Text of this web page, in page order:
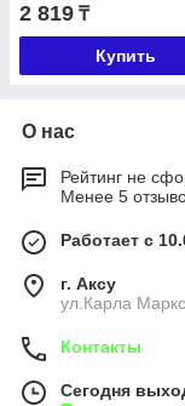
2 819 ₸
Купить
О нас
Рейтинг не
Менее 5
Работает с
г. Аксу
ул.Карла
Контакты
Сегодня